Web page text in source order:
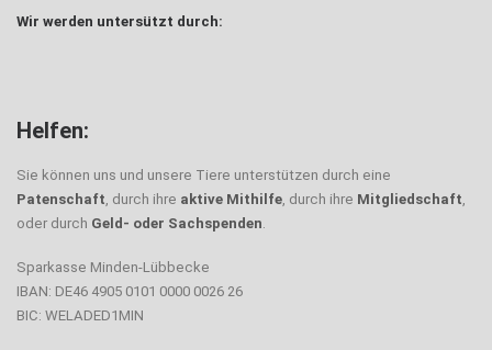
Wir werden untersützt durch:
Helfen:
Sie können uns und unsere Tiere unterstützen durch eine
Patenschaft, durch ihre aktive Mithilfe, durch ihre Mitgliedschaft,
oder durch Geld- oder Sachspenden.
Sparkasse Minden-Lübbecke
IBAN: DE46 4905 0101 0000 0026 26
BIC: WELADED1MIN